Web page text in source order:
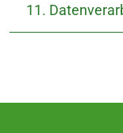
11.